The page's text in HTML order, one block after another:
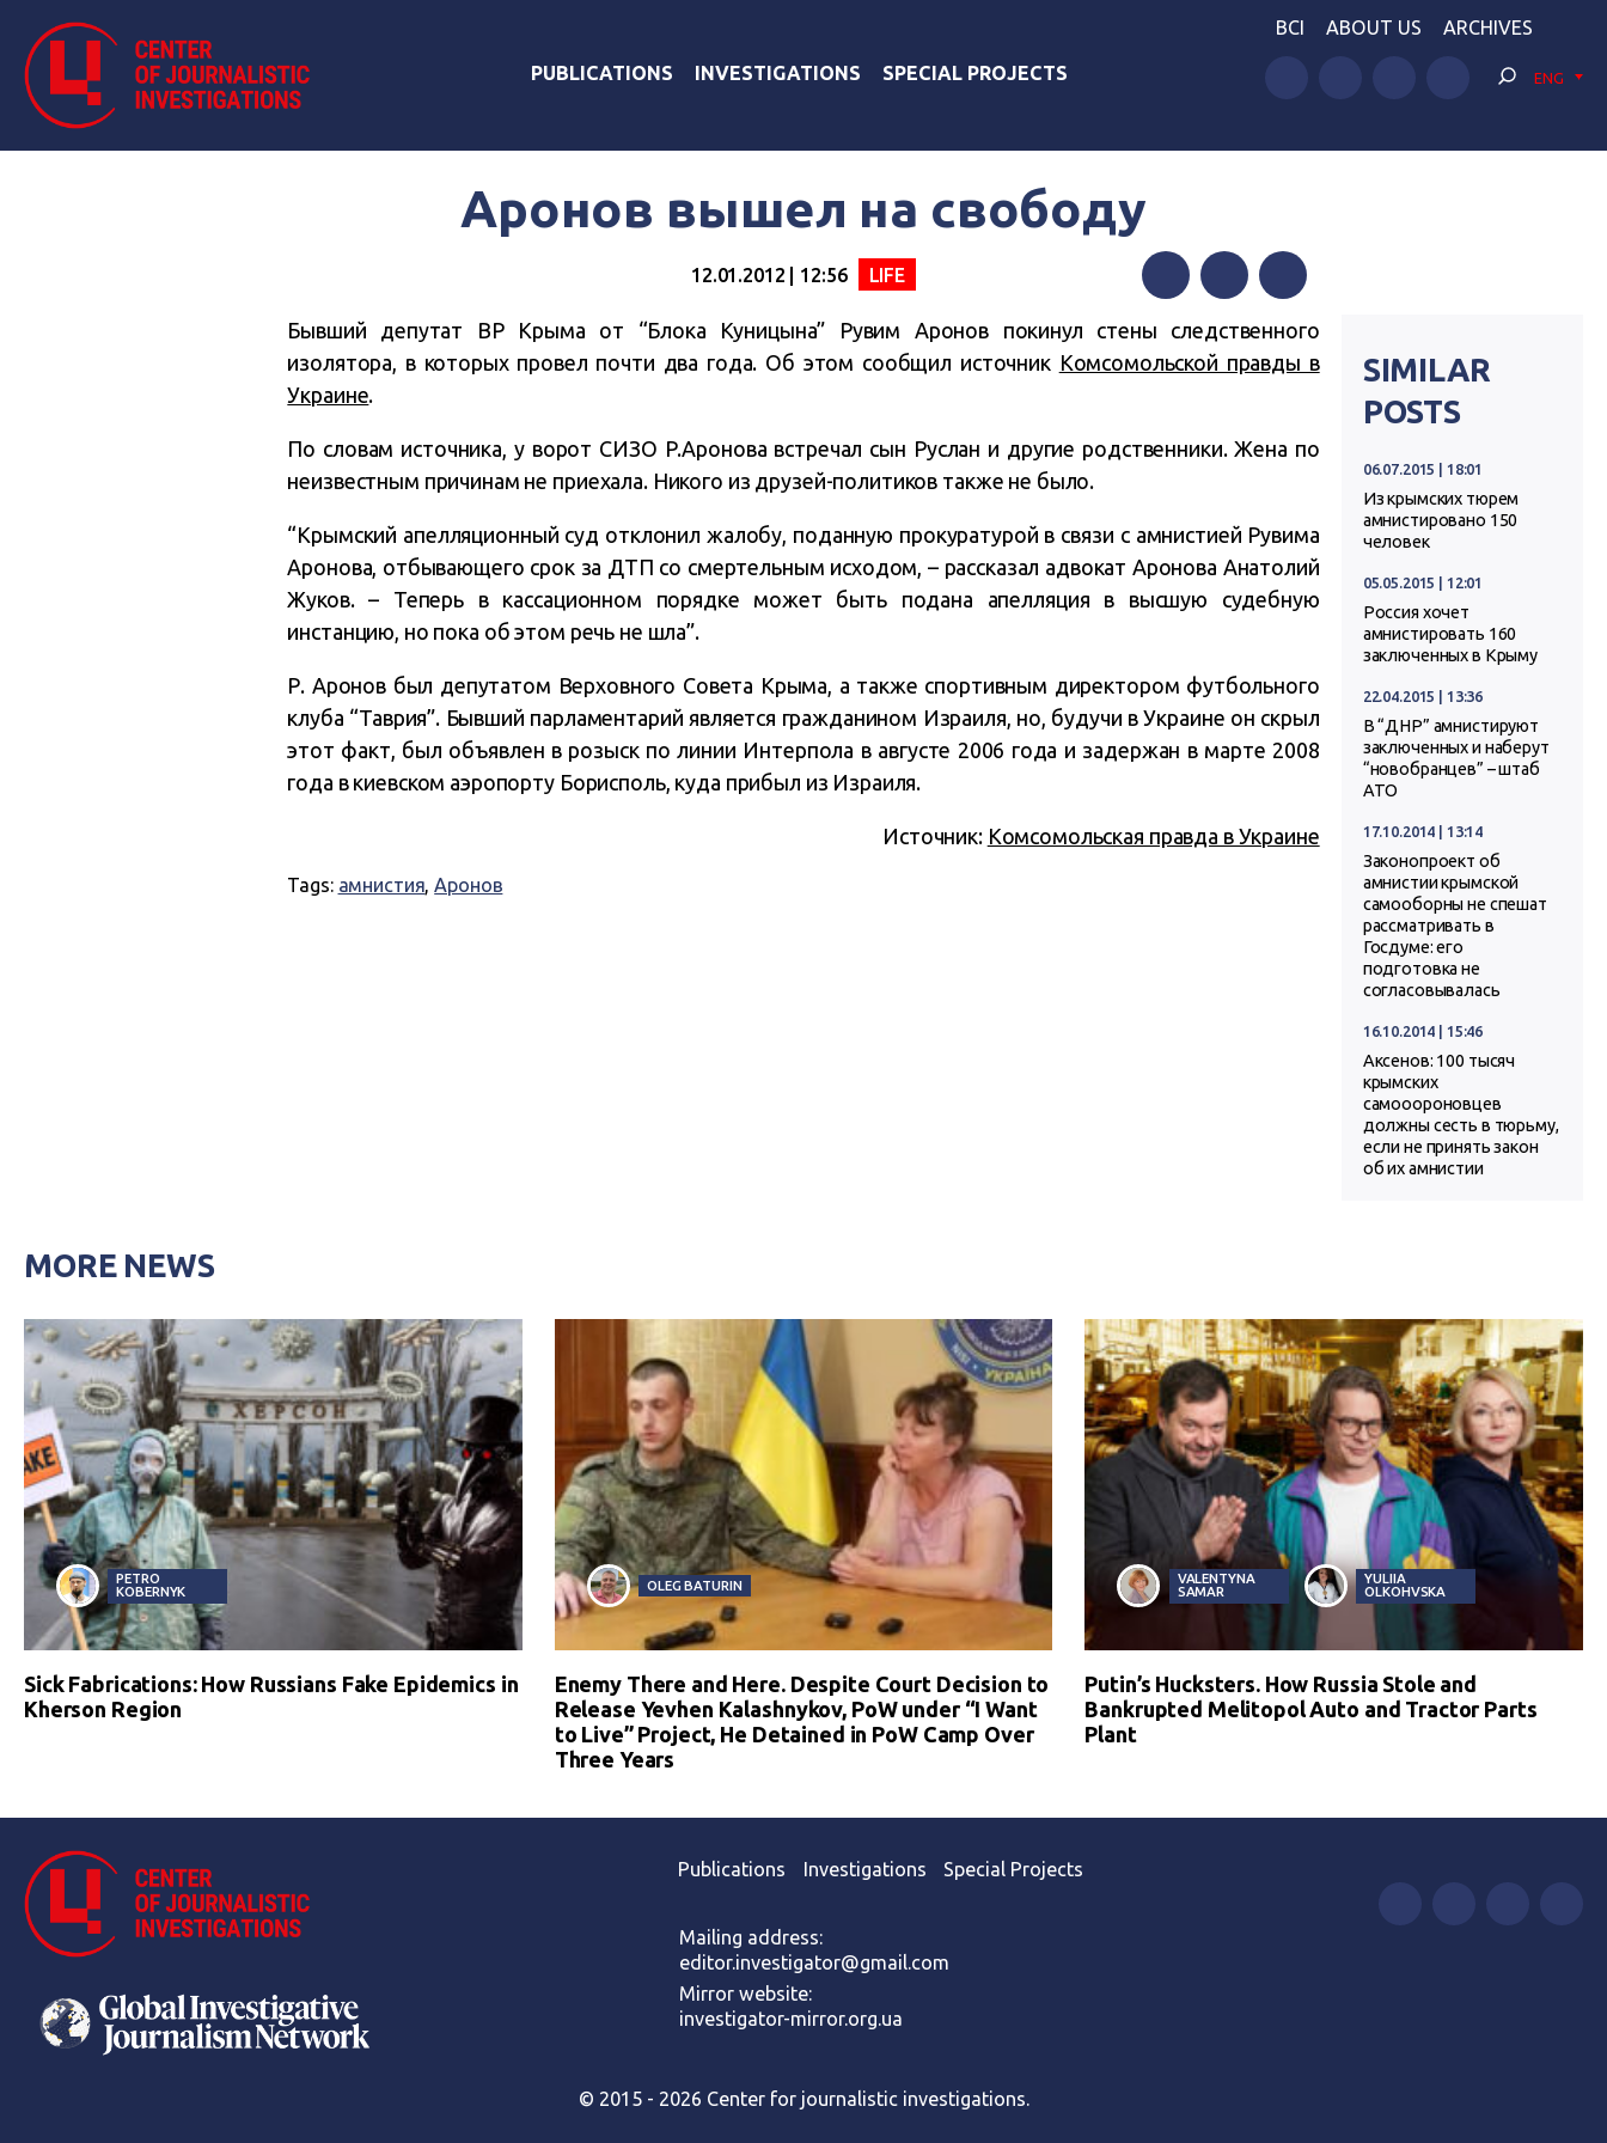
PUBLICATIONS INVESTIGATIONS SPECIAL PROJECTS
BCI ABOUT US ARCHIVES
ENG
Аронов вышел на свободу
12.01.2012 | 12:56 LIFE
FacebookTwitterTelegram
Бывший депутат ВР Крыма от “Блока Куницына” Рувим Аронов покинул стены следственного
изолятора, в которых провел почти два года. Об этом сообщил источник Комсомольской правды в
Украине.
По словам источника, у ворот СИЗО Р.Аронова встречал сын Руслан и другие родственники. Жена по
неизвестным причинам не приехала. Никого из друзей-политиков также не было.
“Крымский апелляционный суд отклонил жалобу, поданную прокуратурой в связи с амнистией Рувима
Аронова, отбывающего срок за ДТП со смертельным исходом, – рассказал адвокат Аронова Анатолий
Жуков. – Теперь в кассационном порядке может быть подана апелляция в высшую судебную
инстанцию, но пока об этом речь не шла”.
Р. Аронов был депутатом Верховного Совета Крыма, а также спортивным директором футбольного
клуба “Таврия”. Бывший парламентарий является гражданином Израиля, но, будучи в Украине он скрыл
этот факт, был объявлен в розыск по линии Интерпола в августе 2006 года и задержан в марте 2008
года в киевском аэропорту Борисполь, куда прибыл из Израиля.
Источник: Комсомольская правда в Украине
Tags: амнистия,Аронов
SIMILAR
POSTS
06.07.2015 | 18:01
Из крымских тюрем
амнистировано 150
человек
05.05.2015 | 12:01
Россия хочет
амнистировать 160
заключенных в Крыму
22.04.2015 | 13:36
В “ДНР” амнистируют
заключенных и наберут
“новобранцев” – штаб
АТО
17.10.2014 | 13:14
Законопроект об
амнистии крымской
самооборны не спешат
рассматривать в
Госдуме: его
подготовка не
согласовывалась
16.10.2014 | 15:46
Аксенов: 100 тысяч
крымских
самооороновцев
должны сесть в тюрьму,
если не принять закон
об их амнистии
MORE NEWS
PETRO
KOBERNYK
Sick Fabrications: How Russians Fake Epidemics in
Kherson Region
OLEG BATURIN
Enemy There and Here. Despite Court Decision to
Release Yevhen Kalashnykov, PoW under “I Want
to Live” Project, He Detained in PoW Camp Over
Three Years
VALENTYNA
SAMAR
YULIIA
OLKOHVSKA
Putin’s Hucksters. How Russia Stole and
Bankrupted Melitopol Auto and Tractor Parts
Plant
Publications Investigations Special Projects
Mailing address:
editor.investigator@gmail.com
Mirror website:
investigator-mirror.org.ua
© 2015 - 2026 Center for journalistic investigations.